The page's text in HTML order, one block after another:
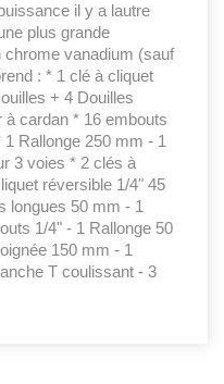
il y a lautre
plus grande
vanadium (sauf
: * 1 clé à cliquet
+ 4 Douilles
cardan * 16 embouts
Rallonge 250 mm - 1
3 voies * 2 clés à
réversible 1/4" 45
longues 50 mm - 1
1/4" - 1 Rallonge 50
150 mm - 1
T coulissant - 3